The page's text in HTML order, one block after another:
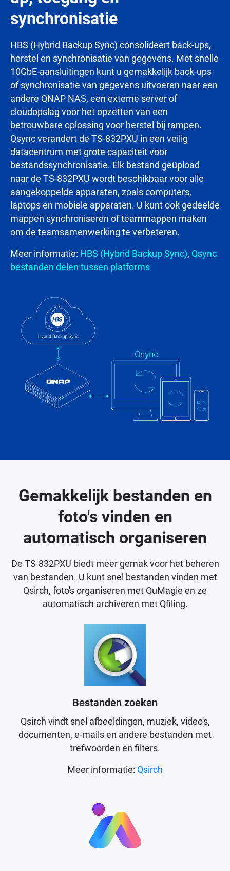
synchronisatie
HBS (Hybrid Backup Sync) consolideert back-ups,
herstel en synchronisatie van gegevens. Met snelle
10GbE-aansluitingen kunt u gemakkelijk back-ups
of synchronisatie van gegevens uitvoeren naar een
andere QNAP NAS, een externe server of
cloudopslag voor het opzetten van een
betrouwbare oplossing voor herstel bij rampen.
Qsync verandert de TS-832PXU in een veilig
datacentrum met grote capaciteit voor
bestandssynchronisatie. Elk bestand geüpload
naar de TS-832PXU wordt beschikbaar voor alle
aangekoppelde apparaten, zoals computers,
laptops en mobiele apparaten. U kunt ook gedeelde
mappen synchroniseren of teammappen maken
om de teamsamenwerking te verbeteren.
Meer informatie: HBS (Hybrid Backup Sync), Qsync
bestanden delen tussen platforms
Gemakkelijk bestanden en
foto's vinden en
automatisch organiseren
De TS-832PXU biedt meer gemak voor het beheren
van bestanden. U kunt snel bestanden vinden met
Qsirch, foto's organiseren met QuMagie en ze
automatisch archiveren met Qfiling.
Bestanden zoeken
Qsirch vindt snel afbeeldingen, muziek, video's,
documenten, e-mails en andere bestanden met
trefwoorden en filters.
Meer informatie: Qsirch